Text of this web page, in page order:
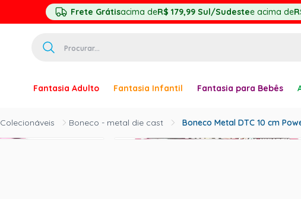
Frete Grátisacima deR$ 179,99 Sul/Sudestee acima de
Fantasia Adulto Fantasia Infantil Fantasia para Bebês
Colecionáveis Boneco - metal die cast Boneco Metal DTC 10 cm